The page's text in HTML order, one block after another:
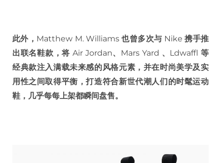
此外， Matthew M. Williams也曾多次与 Nike携手推
出联名鞋款，将 Air Jordan、 Mars Yard 、 Ldwaffl等
经典款注入满载未来感的风格元素，并在时尚美学及实
用性之间取得平衡，打造符合新世代潮人们的时髦运动
鞋，几乎每每上架都瞬间盘售。